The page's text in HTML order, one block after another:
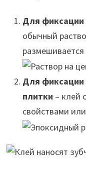
Для фиксации
обычный
Для фиксации
плитки – клей
свойствами